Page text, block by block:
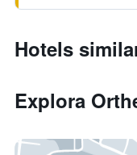
Hotels
Explora